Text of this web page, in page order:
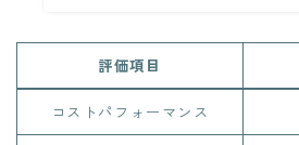
評価項目
コストパフォーマンス